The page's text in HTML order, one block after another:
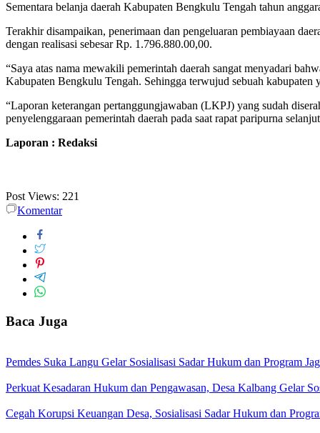
Sementara belanja daerah Kabupaten Bengkulu Tengah tahun
Terakhir disampaikan, penerimaan dan pengeluaran pembiayaan
dengan realisasi sebesar Rp. 1.796.880.00,00.
“Saya atas nama mewakili pemerintah daerah sangat menyadari
Kabupaten Bengkulu Tengah. Sehingga terwujud sebuah
“Laporan keterangan pertanggungjawaban (LKPJ) yang sudah
penyelenggaraan pemerintah daerah pada saat rapat paripurna
Laporan : Redaksi
Post Views: 221
Komentar
Baca Juga
Pemdes Suka Langu Gelar Sosialisasi Sadar Hukum dan Program
Perkuat Kesadaran Hukum dan Pengawasan, Desa Kalbang Gelar
Cegah Korupsi Keuangan Desa, Sosialisasi Sadar Hukum dan